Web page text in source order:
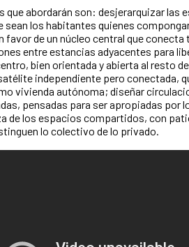
abordarán son: desjerarquizar las
sean los habitantes quienes
favor de un núcleo central que
entre estancias adyacentes para
bien orientada y abierta al resto
independiente pero conectada,
vivienda autónoma; diseñar
pensadas para ser apropiadas por
de los espacios compartidos, con
lo colectivo de lo privado.